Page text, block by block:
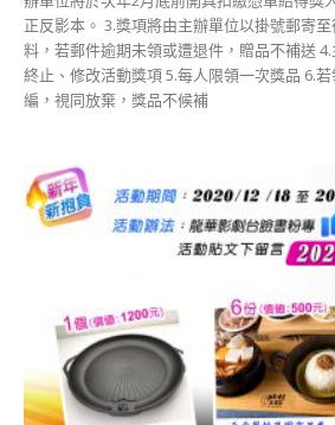
正反影本。 3.獎項將由主辦單位以掛號郵寄
料，若郵件逾期未領或遭退件，贈品不補送
終止、修改活動獎項 5.每人限領一次獎品 6.
編，視同放棄，獎品不候補